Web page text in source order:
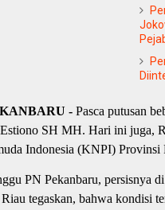
- Pasca putusan
SH MH. Hari ini juga,
Indonesia (KNPI) Provinsi
PN Pekanbaru, persisnya
tegaskan, bahwa kondisi